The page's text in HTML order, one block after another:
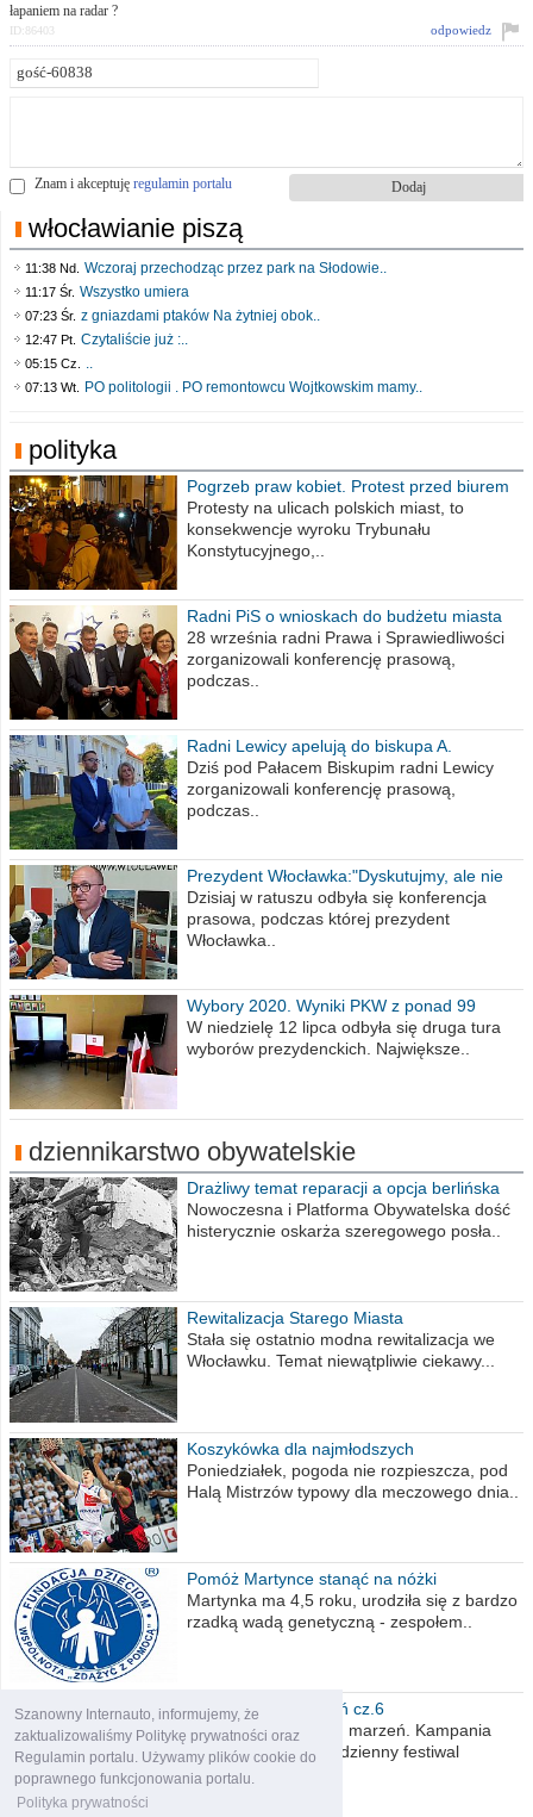
Szanowny Internauto, informujemy, że
zaktualizowaliśmy Politykę prywatności oraz
Regulamin portalu. Używamy plików cookie do
poprawnego funkcjonowania portalu.
Polityka prywatności
łapaniem na radar ?
odpowiedz
ID:86403
Znam i akceptuję regulamin portalu
włocławianie piszą
11:38 Nd. Wczoraj przechodząc przez park na Słodowie..
11:17 Śr. Wszystko umiera
07:23 Śr. z gniazdami ptaków Na żytniej obok..
12:47 Pt. Czytaliście już :..
05:15 Cz. ..
07:13 Wt. PO politologii . PO remontowcu Wojtkowskim mamy..
polityka
Pogrzeb praw kobiet. Protest przed biurem
poselskim PiS
Protesty na ulicach polskich miast, to
konsekwencje wyroku Trybunału
Konstytucyjnego,..
Radni PiS o wnioskach do budżetu miasta
na 2021 rok
28 września radni Prawa i Sprawiedliwości
zorganizowali konferencję prasową,
podczas..
Radni Lewicy apelują do biskupa A.
Wiesława Meringa
Dziś pod Pałacem Biskupim radni Lewicy
zorganizowali konferencję prasową,
podczas..
Prezydent Włocławka:"Dyskutujmy, ale nie
obrażajmy się”
Dzisiaj w ratuszu odbyła się konferencja
prasowa, podczas której prezydent
Włocławka..
Wybory 2020. Wyniki PKW z ponad 99
procent obwodów
W niedzielę 12 lipca odbyła się druga tura
wyborów prezydenckich. Największe..
dziennikarstwo obywatelskie
Drażliwy temat reparacji a opcja berlińska
Nowoczesna i Platforma Obywatelska dość
histerycznie oskarża szeregowego posła..
Rewitalizacja Starego Miasta
Stała się ostatnio modna rewitalizacja we
Włocławku. Temat niewątpliwie ciekawy...
Koszykówka dla najmłodszych
Poniedziałek, pogoda nie rozpieszcza, pod
Halą Mistrzów typowy dla meczowego dnia..
Pomóż Martynce stanąć na nóżki
Martynka ma 4,5 roku, urodziła się z bardzo
rzadką wadą genetyczną - zespołem..
Polska moich marzeń cz.6
Nadszedł kres moich marzeń. Kampania
wyborcza czyli niecodzienny festiwal
obietnic,..